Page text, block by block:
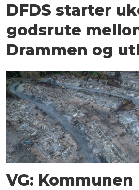
DFDS starter
godsrute
Drammen og
VG: